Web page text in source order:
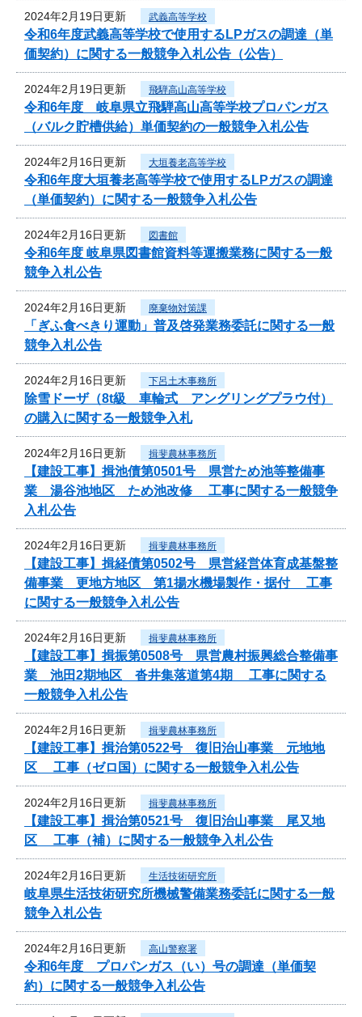
2024年2月19日更新 武義高等学校
令和6年度武義高等学校で使用するLPガスの調達（単
価契約）に関する一般競争入札公告（公告）
2024年2月19日更新 飛騨高山高等学校
令和6年度 岐阜県立飛騨高山高等学校プロパンガス
（バルク貯槽供給）単価契約の一般競争入札公告
2024年2月16日更新 大垣養老高等学校
令和6年度大垣養老高等学校で使用するLPガスの調達
（単価契約）に関する一般競争入札公告
2024年2月16日更新 図書館
令和6年度 岐阜県図書館資料等運搬業務に関する一般
競争入札公告
2024年2月16日更新 廃棄物対策課
「ぎふ食べきり運動」普及啓発業務委託に関する一般
競争入札公告
2024年2月16日更新 下呂土木事務所
除雪ドーザ（8t級 車輪式 アングリングプラウ付）
の購入に関する一般競争入札
2024年2月16日更新 揖斐農林事務所
【建設工事】揖池債第0501号 県営ため池等整備事
業 湯谷池地区 ため池改修 工事に関する一般競争
入札公告
2024年2月16日更新 揖斐農林事務所
【建設工事】揖経債第0502号 県営経営体育成基盤整
備事業 更地方地区 第1揚水機場製作・据付 工事
に関する一般競争入札公告
2024年2月16日更新 揖斐農林事務所
【建設工事】揖振第0508号 県営農村振興総合整備事
業 池田2期地区 沓井集落道第4期 工事に関する
一般競争入札公告
2024年2月16日更新 揖斐農林事務所
【建設工事】揖治第0522号 復旧治山事業 元地地
区 工事（ゼロ国）に関する一般競争入札公告
2024年2月16日更新 揖斐農林事務所
【建設工事】揖治第0521号 復旧治山事業 尾又地
区 工事（補）に関する一般競争入札公告
2024年2月16日更新 生活技術研究所
岐阜県生活技術研究所機械警備業務委託に関する一般
競争入札公告
2024年2月16日更新 高山警察署
令和6年度 プロパンガス（い）号の調達（単価契
約）に関する一般競争入札公告